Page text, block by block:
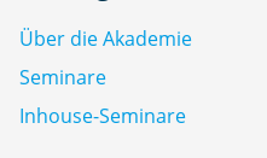
Über die Akademie
Seminare
Inhouse-Seminare